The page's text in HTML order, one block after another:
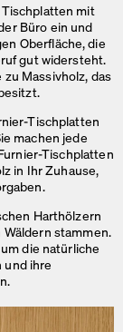
mit
Büro ein und
Oberfläche, die
gut widersteht.
Massivholz, das
Tischplatten
machen jede
Tischplatten
in Ihr Zuhause,
Harthölzern
stammen.
die natürliche
und ihre